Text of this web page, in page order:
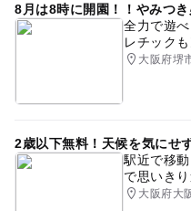
8月は8時に開園！！やみつ
全力で遊
レチックも
大阪府堺
2歳以下無料！天候を気にせ
駅近で移
で思いき
大阪府大